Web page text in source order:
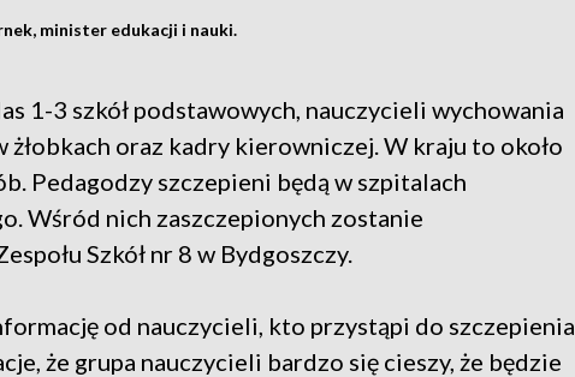
minister edukacji i nauki.
1-3 szkół podstawowych, nauczycieli wychowania
oraz kadry kierowniczej. W kraju to około
Pedagodzy szczepieni będą w szpitalach
Wśród nich zaszczepionych zostanie
Szkół nr 8 w Bydgoszczy.
od nauczycieli, kto przystąpi do szczepienia,
że grupa nauczycieli bardzo się cieszy, że będzie